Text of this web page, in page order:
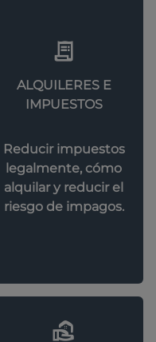
ALQUILERES E
IMPUESTOS
Reducir impuestos
legalmente, cómo
alquilar y reducir el
riesgo de impagos.